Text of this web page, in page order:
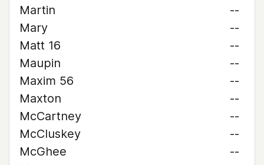
Martin
--
Mary
--
Matt 16
--
Maupin
--
Maxim 56
--
Maxton
--
McCartney
--
McCluskey
--
McGhee
--